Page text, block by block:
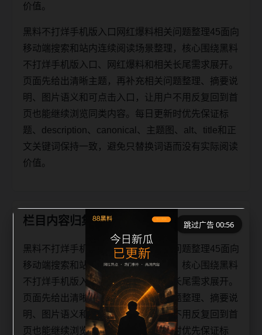
价值。
黑料不打烊手机版入口网红爆料相关问题整理45面向
移动端搜索和站内连续阅读场景整理，核心围绕黑料
不打烊手机版入口、网红爆料和相关长尾需求展开。
页面先给出清晰主题，再补充相关问题整理、摘要说
明、图片语义和可点击入口，让用户不用反复回到首
页也能继续浏览同类内容。每日更新时优先保证标
题、description、canonical、主题图、alt、title和正
文关键词保持一致，避免只替换词语而没有实际阅读
价值。
栏目内容归集
黑料不打烊手机版入口网红爆料相关问题整理45面向
移动端搜索和站内连续阅读场景整理，核心围绕黑料
不打烊手机版入口、网红爆料和相关长尾需求展开。
页面先给出清晰主题，再补充相关问题整理、摘要说
明、图片语义和可点击入口，让用户不用反复回到首
页也能继续浏览同类内容。每日更新时优先保证标
跳过广告 00:56